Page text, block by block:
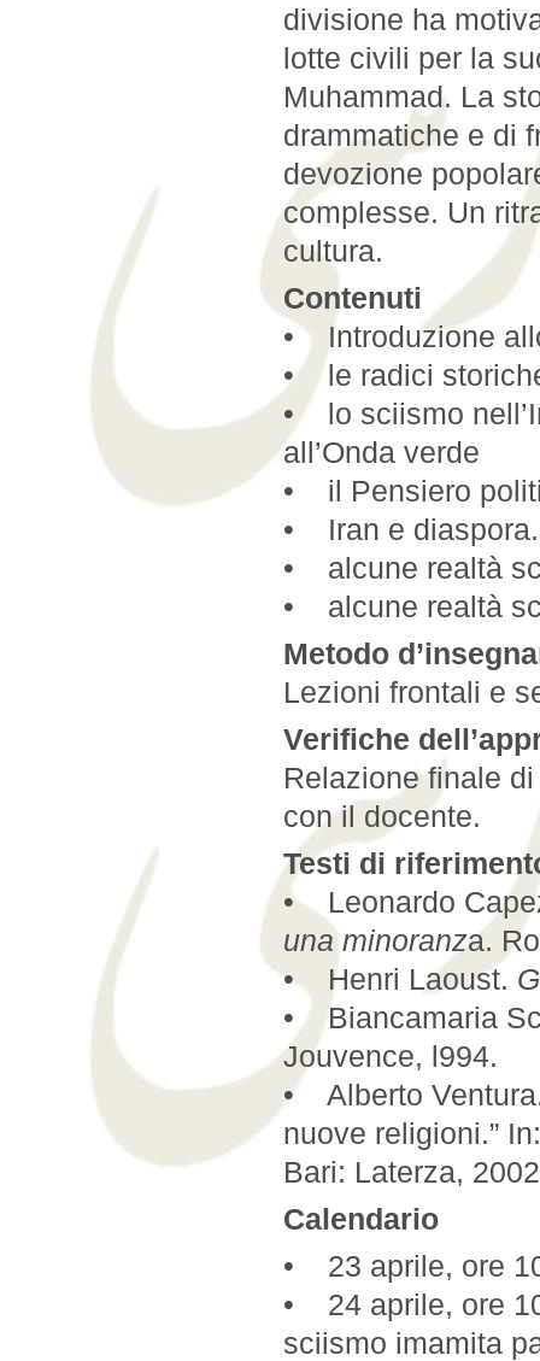
divisione ha
lotte civili per la
Muhammad. La
drammatiche e di
devozione
complesse. Un
cultura.
Contenuti
• Introduzione
• le radici
• lo sciismo
all’Onda verde
• il Pensiero
• Iran e diaspora.
• alcune realtà
• alcune realtà
Metodo
Lezioni frontali e
Verifiche
Relazione finale
con il docente.
Testi di
• Leonardo
una minoranza.
• Henri Laoust.
• Biancamaria
Jouvence, l994.
• Alberto
nuove religioni.”
Bari: Laterza,
Calendario
• 23 aprile, ore
• 24 aprile, ore
sciismo imamita